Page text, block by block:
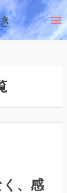
、感